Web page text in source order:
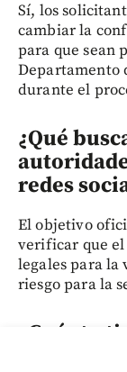
Sí, los
cambiar la
para que sean
Departamento
durante el
¿Qué
redes
El objetivo
verificar que
legales para la
riesgo para la
¿Cuánto
un